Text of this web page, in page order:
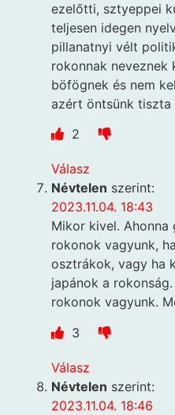
ezelőtti, sztyeppei
teljesen idegen
pillanatnyi vélt
rokonnak neveznek
böfögnek és nem
azért öntsünk tiszta
2
Válasz
Névtelen szerint:
2023.11.04. 18:43
Mikor kivel.
rokonok vagyunk,
osztrákok, vagy ha
japánok a
rokonok vagyunk.
3
Válasz
Névtelen szerint:
2023.11.04. 18:46